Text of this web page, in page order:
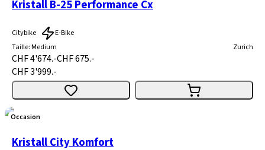
Kristall B-25 Performance Cx
Citybike
E-Bike
Taille:Medium Zurich
CHF 4'674.-CHF 675.-
CHF 3'999.-
Occasion
Kristall City Komfort